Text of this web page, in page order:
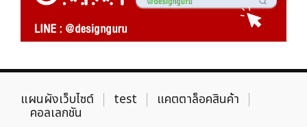
แผนผังเว็บไซต์ test แคตตาล็อคสินค้า
คอลเลกชัน